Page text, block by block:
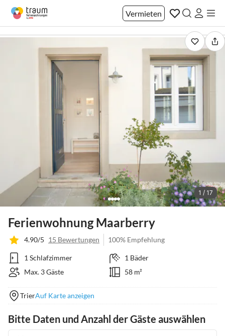
Vermieten
1 / 17
Ferienwohnung Maarberry
4.90/5 15 Bewertungen 100% Empfehlung
1 Schlafzimmer
1 Bäder
Max. 3 Gäste
58 m²
TrierAuf Karte anzeigen
Bitte Daten und Anzahl der Gäste auswählen